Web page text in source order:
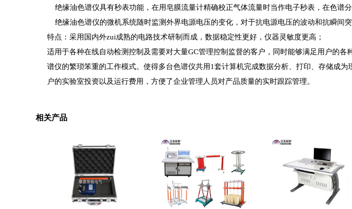
绝缘油色谱仪具有秒表功能，在用皂膜流量计精确校正气体流量时当作电子秒表，在色谱
绝缘油色谱仪的微机系统随时监测外界电源电压的变化，对于抗电源电压的波动和抗瞬间
特点：采用国内外zui成熟的电路技术研制而成，数据稳定性更好，仪器灵敏度更高；
适用于各种在线自动检测控制及需要对大量GC管理控制监督的客户，同时能够满足用户的
谱仪的繁琐笨重的工作模式。使得多台色谱仪共用1套计算机完成数据分析、打印、存储成
户的实验室投资以及运行费用，方便了企业管理人员对产品质量的实时跟踪管理。
相关产品